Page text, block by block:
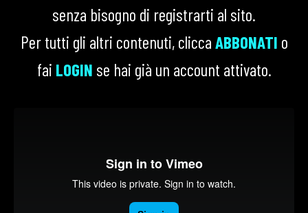
senza bisogno di registrarti al sito.
Per tutti gli altri contenuti, clicca ABBONATI o
fai LOGIN se hai già un account attivato.